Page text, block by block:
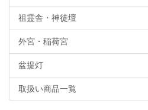
祖霊舎・神徒壇
外宮・稲荷宮
盆提灯
取扱い商品一覧